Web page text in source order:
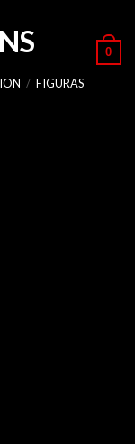
0
/ FIGURAS